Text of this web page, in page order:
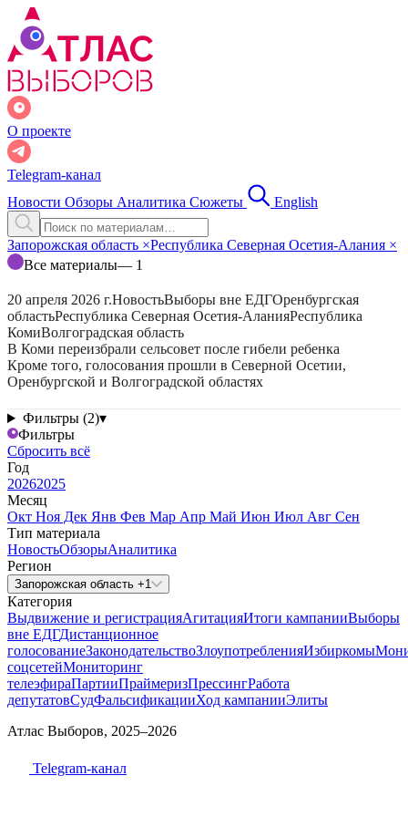
О проекте
Telegram-канал
Новости Обзоры Аналитика Сюжеты English
Запорожская область ×Республика Северная Осетия-Алания ×
Все материалы— 1
20 апреля 2026 г.НовостьВыборы вне ЕДГОренбургская
областьРеспублика Северная Осетия-АланияРеспублика
КомиВолгоградская область
В Коми переизбрали сельсовет после гибели ребенка
Кроме того, голосования прошли в Северной Осетии,
Оренбургской и Волгоградской областях
Фильтры (2)▾
Фильтры
Сбросить всё
Год
20262025
Месяц
Окт Ноя Дек Янв Фев Мар Апр Май Июн Июл Авг Сен
Тип материала
НовостьОбзорыАналитика
Регион
Запорожская область +1
Категория
Выдвижение и регистрацияАгитацияИтоги кампанииВыборы
вне ЕДГДистанционное
голосованиеЗаконодательствоЗлоупотребленияИзбиркомы
соцсетейМониторинг
телеэфираПартииПраймеризПрессингРабота
депутатовСудФальсификацииХод кампанииЭлиты
Атлас Выборов, 2025–2026
Telegram-канал